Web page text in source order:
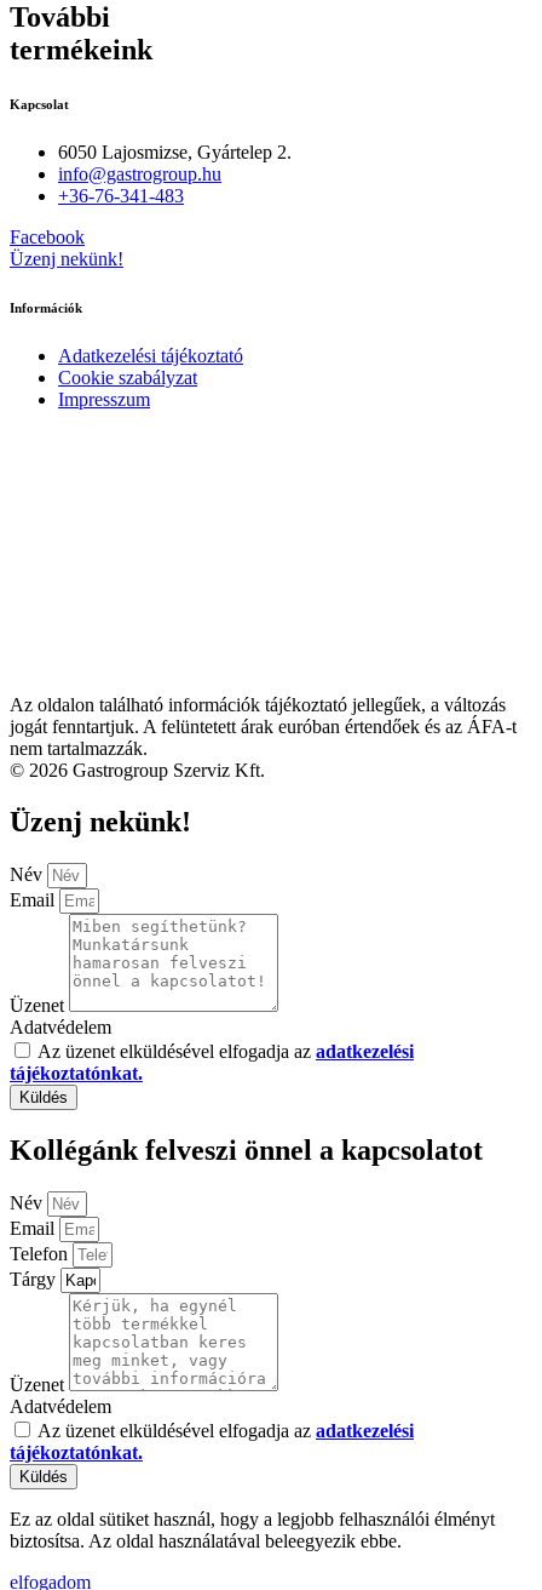
További
termékeink
Kapcsolat
6050 Lajosmizse, Gyártelep 2.
info@gastrogroup.hu
+36-76-341-483
Facebook
Üzenj nekünk!
Információk
Adatkezelési tájékoztató
Cookie szabályzat
Impresszum
Az oldalon található információk tájékoztató jellegűek, a változás
jogát fenntartjuk. A felüntetett árak euróban értendőek és az ÁFA-t
nem tartalmazzák.
© 2026 Gastrogroup Szerviz Kft.
Üzenj nekünk!
Név
Email
Üzenet
Adatvédelem
Az üzenet elküldésével elfogadja az adatkezelési
tájékoztatónkat.
Küldés
Kollégánk felveszi önnel a kapcsolatot
Név
Email
Telefon
Tárgy
Üzenet
Adatvédelem
Az üzenet elküldésével elfogadja az adatkezelési
tájékoztatónkat.
Küldés
Ez az oldal sütiket használ, hogy a legjobb felhasználói élményt
biztosítsa. Az oldal használatával beleegyezik ebbe.
elfogadom